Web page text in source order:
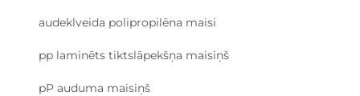
audeklveida polipropilēna maisi
pp laminēts tiktslāpekšņa maisiņš
pP auduma maisiņš